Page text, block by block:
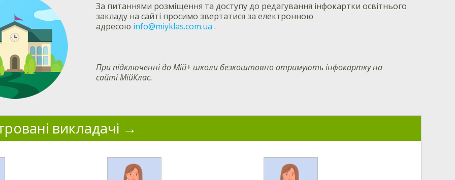
За питаннями розміщення та доступу до редагування інфокартки освітнього
закладу на сайті просимо звертатися за електронною
адресою info@miyklas.com.ua .
При підключенні до Мій+ школи безкоштовно отримують інфокартку на
сайті МійКлас.
викладачі